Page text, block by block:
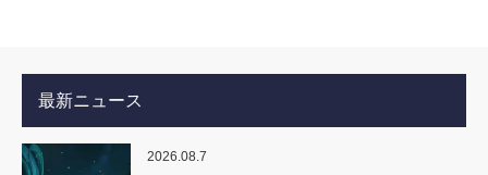
最新ニュース
2026.08.7